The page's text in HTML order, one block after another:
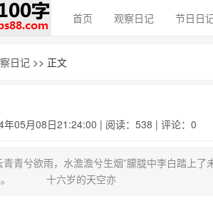
首页 观察日记 节日日
日记 >> 正文
年05月08日21:24:00 | 阅读：538 | 评论：0
兮欲雨，水澹澹兮生烟”朦胧中李白踏上了
。 十六岁的天空亦